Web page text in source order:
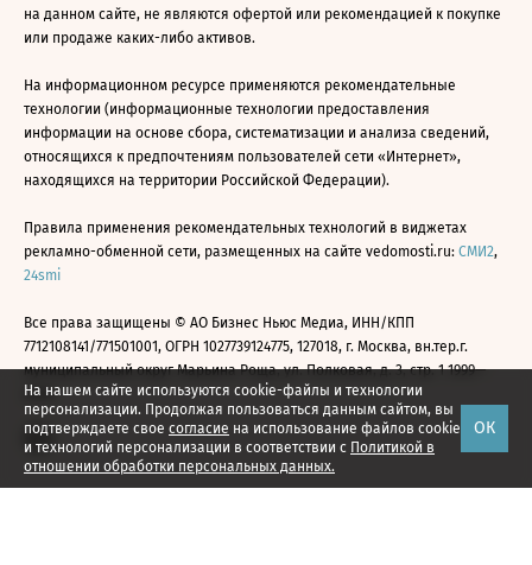
На нашем сайте используются cookie-файлы и технологии
персонализации. Продолжая пользоваться данным сайтом, вы
подтверждаете свое согласие на использование файлов cookie
и технологий персонализации в соответствии с Политикой в
отношении обработки персональных данных.
ОК
на данном сайте, не являются офертой или рекомендацией к покупке
или продаже каких-либо активов.
На информационном ресурсе применяются рекомендательные
технологии (информационные технологии предоставления
информации на основе сбора, систематизации и анализа сведений,
относящихся к предпочтениям пользователей сети «Интернет»,
находящихся на территории Российской Федерации).
Правила применения рекомендательных технологий в виджетах
рекламно-обменной сети, размещенных на сайте vedomosti.ru: СМИ2,
24smi
Все права защищены © АО Бизнес Ньюс Медиа, ИНН/КПП
7712108141/771501001, ОГРН 1027739124775, 127018, г. Москва, вн.тер.г.
муниципальный округ Марьина Роща, ул. Полковая, д. 3, стр. 1 1999—
2026